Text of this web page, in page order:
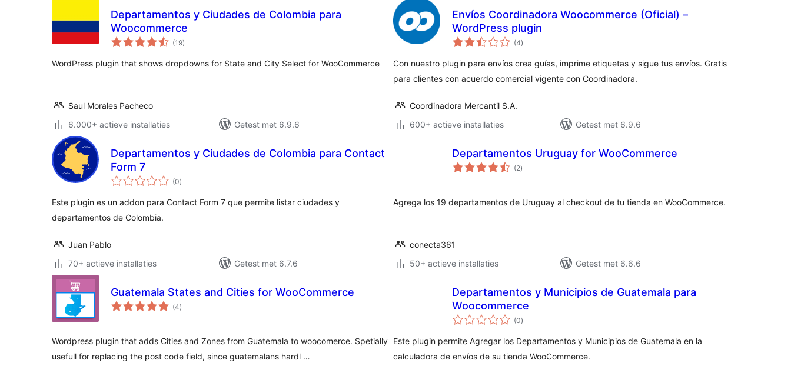
Departamentos y Ciudades de Colombia para
Woocommerce
(19totaal
waarderingen
)
WordPress plugin that shows dropdowns for State and City Select for WooCommerce
Saul Morales Pacheco
6.000+ actieve installaties
Getest met 6.9.6
Envíos Coordinadora Woocommerce (Oficial) –
WordPress plugin
(4totaal
waarderingen
)
Con nuestro plugin para envíos crea guías, imprime etiquetas y sigue tus envíos. Gratis
para clientes con acuerdo comercial vigente con Coordinadora.
Coordinadora Mercantil S.A.
600+ actieve installaties
Getest met 6.9.6
Departamentos y Ciudades de Colombia para Contact
Form 7
(0totaal
waarderingen
)
Este plugin es un addon para Contact Form 7 que permite listar ciudades y
departamentos de Colombia.
Juan Pablo
70+ actieve installaties
Getest met 6.7.6
Departamentos Uruguay for WooCommerce
(2totaal
waarderingen
)
Agrega los 19 departamentos de Uruguay al checkout de tu tienda en WooCommerce.
conecta361
50+ actieve installaties
Getest met 6.6.6
Guatemala States and Cities for WooCommerce
(4totaal
waarderingen
)
Wordpress plugin that adds Cities and Zones from Guatemala to woocomerce. Spetially
usefull for replacing the post code field, since guatemalans hardl …
Departamentos y Municipios de Guatemala para
Woocommerce
(0totaal
waarderingen
)
Este plugin permite Agregar los Departamentos y Municipios de Guatemala en la
calculadora de envíos de su tienda WooCommerce.